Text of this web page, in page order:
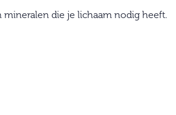
die je lichaam nodig heeft.